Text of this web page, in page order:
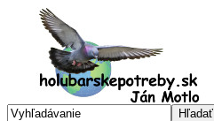
Hľadať